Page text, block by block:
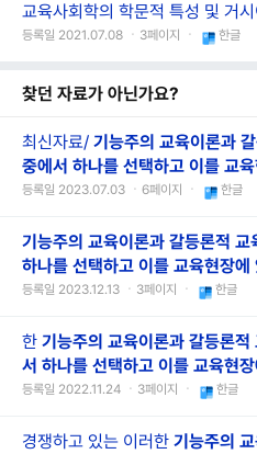
교육사회학의 학문적 특성 및 거
등록일 2021.07.08 ㆍ3페이지 ㆍ 한글
찾던 자료가 아닌가요?
최신자료/ 기능주의 교육이론과
중에서 하나를 선택하고 이를 교육
등록일 2023.07.03 ㆍ6페이지 ㆍ 한글
기능주의 교육이론과 갈등론적 교
하나를 선택하고 이를 교육현장에
등록일 2023.12.13 ㆍ3페이지 ㆍ 한글
한 기능주의 교육이론과 갈등론적
서 하나를 선택하고 이를 교육현장
등록일 2022.11.24 ㆍ3페이지 ㆍ 한글
경쟁하고 있는 이러한 기능주의